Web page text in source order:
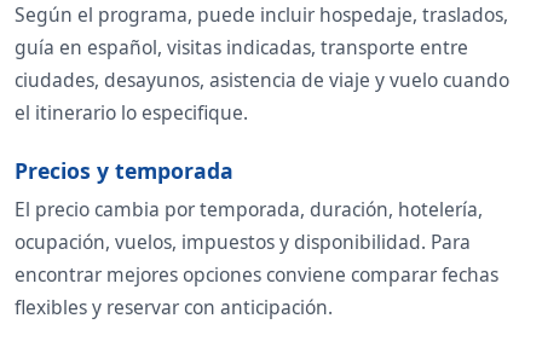
Según el programa, puede incluir hospedaje, traslados,
guía en español, visitas indicadas, transporte entre
ciudades, desayunos, asistencia de viaje y vuelo cuando
el itinerario lo especifique.
Precios y temporada
El precio cambia por temporada, duración, hotelería,
ocupación, vuelos, impuestos y disponibilidad. Para
encontrar mejores opciones conviene comparar fechas
flexibles y reservar con anticipación.